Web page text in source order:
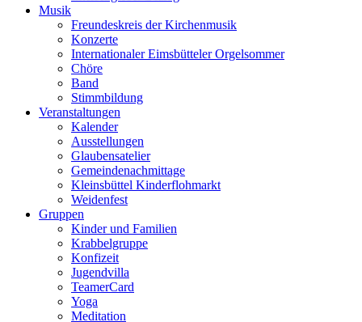
Musik
Freundeskreis der Kirchenmusik
Konzerte
Internationaler Eimsbütteler Orgelsommer
Chöre
Band
Stimmbildung
Veranstaltungen
Kalender
Ausstellungen
Glaubensatelier
Gemeindenachmittage
Kleinsbüttel Kinder­flohmarkt
Weidenfest
Gruppen
Kinder und Familien
Krabbelgruppe
Konfizeit
Jugendvilla
TeamerCard
Yoga
Meditation